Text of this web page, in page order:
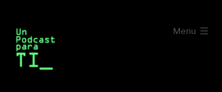
contenido
Menu
expanded